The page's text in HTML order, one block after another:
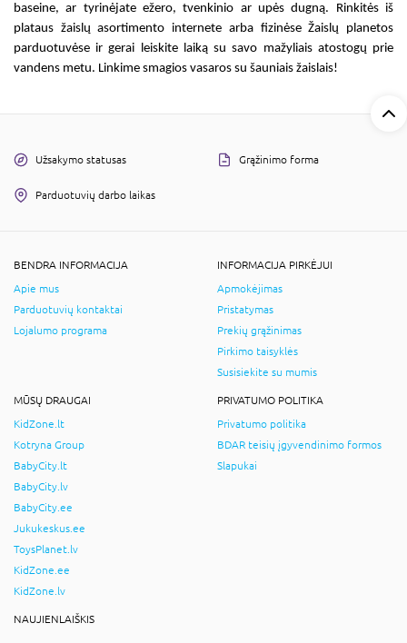
baseine, ar tyrinėjate ežero, tvenkinio ar upės dugną. Rinkitės iš
plataus žaislų asortimento internete arba fizinėse Žaislų planetos
parduotuvėse ir gerai leiskite laiką su savo mažyliais atostogų prie
vandens metu. Linkime smagios vasaros su šauniais žaislais!
Užsakymo statusas Grąžinimo forma
Parduotuvių darbo laikas
BENDRA INFORMACIJA
Apie mus
Parduotuvių kontaktai
Lojalumo programa
INFORMACIJA PIRKĖJUI
Apmokėjimas
Pristatymas
Prekių grąžinimas
Pirkimo taisyklės
Susisiekite su mumis
MŪSŲ DRAUGAI
KidZone.lt
Kotryna Group
BabyCity.lt
BabyCity.lv
BabyCity.ee
Jukukeskus.ee
ToysPlanet.lv
KidZone.ee
KidZone.lv
PRIVATUMO POLITIKA
Privatumo politika
BDAR teisių įgyvendinimo formos
Slapukai
NAUJIENLAIŠKIS